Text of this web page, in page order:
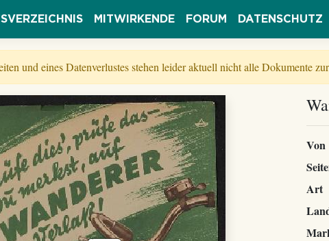
MITWIRKENDE FORUM DATENSCHUTZ
und eines Datenverlustes stehen leider aktuell nicht alle Dokumente
Von
Art